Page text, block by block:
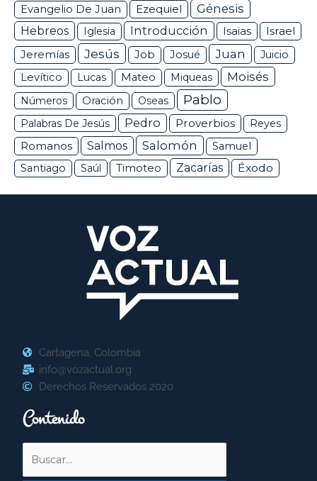
Evangelio De Juan Ezequiel
Génesis
Hebreos
Iglesia Introducción Isaias Israel
Jeremías Jesús Job Josué Juan
Juicio
Levítico
Lucas Mateo Miqueas Moisés
Números Oración Oseas Pablo
Palabras De Jesús Pedro Proverbios Reyes
Romanos Salmos Salomón
Samuel
Santiago
Saúl Timoteo Zacarías Éxodo
Cartagena, Colombia
info@vozactual.org
Derechos Reservados 2020
Contenido
por: